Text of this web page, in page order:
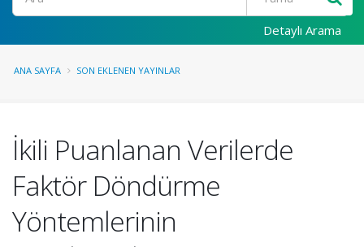
Detaylı Arama
ANA SAYFA SON EKLENEN YAYINLAR
İkili Puanlanan Verilerde
Faktör Döndürme
Yöntemlerinin